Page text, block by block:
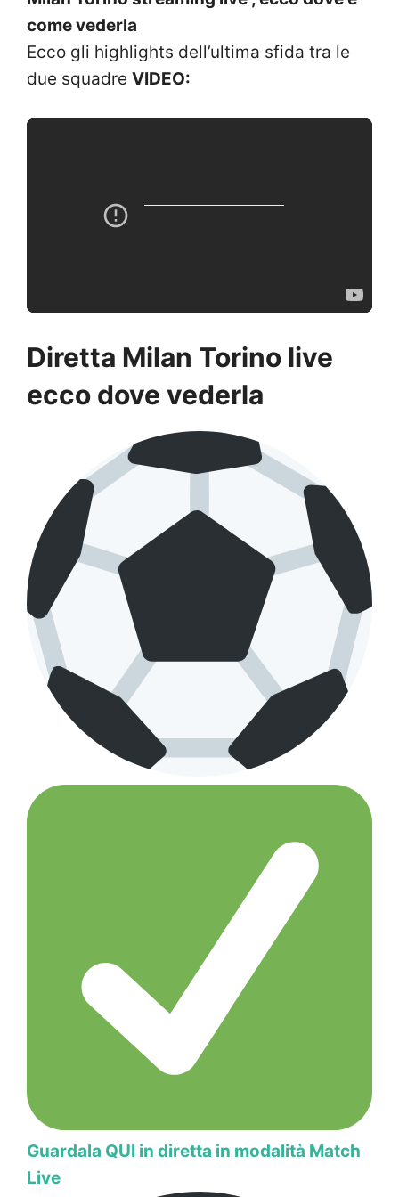
come vederla
Ecco gli highlights dell’ultima sfida tra le
due squadre VIDEO:
Diretta Milan Torino live
ecco dove vederla
Guardala QUI in diretta in modalità Match
Live